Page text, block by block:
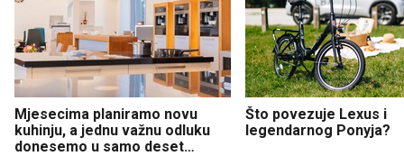
Mjesecima planiramo novu
kuhinju, a jednu važnu odluku
donesemo u samo deset
Što povezuje Lexus i
legendarnog Ponyja?